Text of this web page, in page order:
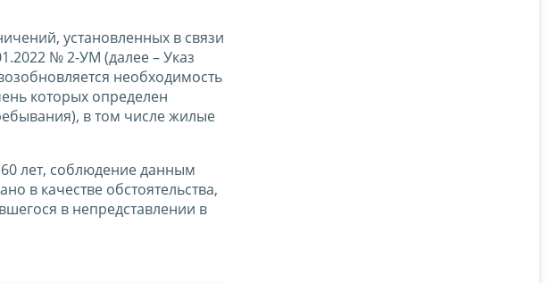
установленных в связи
№ 2-УМ (далее – Указ
необходимость
которых определен
в том числе жилые
лет, соблюдение данным
в качестве обстоятельства,
в непредставлении в